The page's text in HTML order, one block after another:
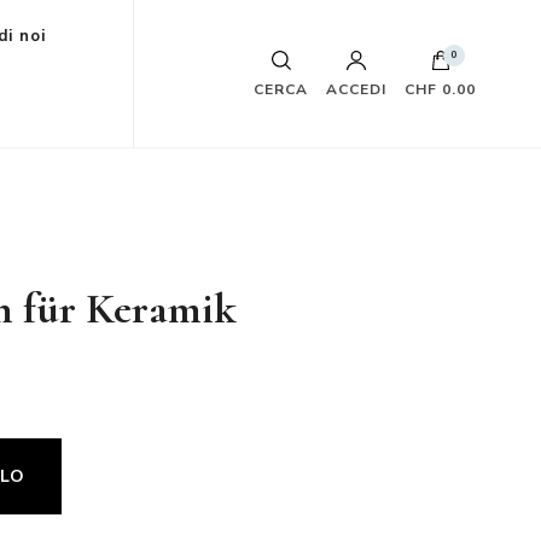
noi
CERCA ACCEDI
0
CHF 0.00
für Keramik